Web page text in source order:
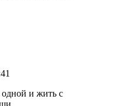
и жить с